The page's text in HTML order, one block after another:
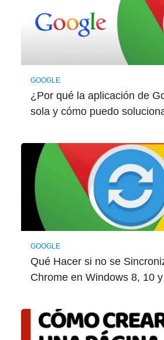
GOOGLE
¿Por qué la aplicación de
sola y cómo puedo
GOOGLE
Qué Hacer si no se
Chrome en Windows 8, 10